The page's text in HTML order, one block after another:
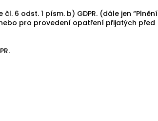
6 odst. 1 písm. b) GDPR. (dále jen “Plnění
pro provedení opatření přijatých před